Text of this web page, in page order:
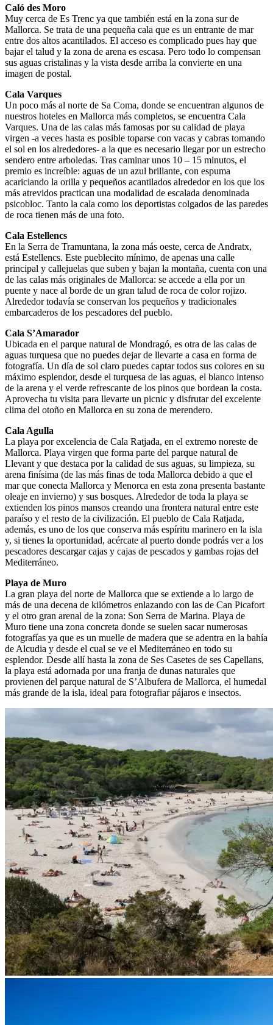
Caló des Moro
Muy cerca de Es Trenc ya que también está en la zona sur de
Mallorca. Se trata de una pequeña cala que es un entrante de mar
entre dos altos acantilados. El acceso es complicado pues hay que
bajar el talud y la zona de arena es escasa. Pero todo lo compensan
sus aguas cristalinas y la vista desde arriba la convierte en una
imagen de postal.
Cala Varques
Un poco más al norte de Sa Coma, donde se encuentran algunos de
nuestros hoteles en Mallorca más completos, se encuentra Cala
Varques. Una de las calas más famosas por su calidad de playa
virgen -a veces hasta es posible toparse con vacas y cabras tomando
el sol en los alrededores- a la que es necesario llegar por un estrecho
sendero entre arboledas. Tras caminar unos 10 – 15 minutos, el
premio es increíble: aguas de un azul brillante, con espuma
acariciando la orilla y pequeños acantilados alrededor en los que los
más atrevidos practican una modalidad de escalada denominada
psicobloc. Tanto la cala como los deportistas colgados de las paredes
de roca tienen más de una foto.
Cala Estellencs
En la Serra de Tramuntana, la zona más oeste, cerca de Andratx,
está Estellencs. Este pueblecito mínimo, de apenas una calle
principal y callejuelas que suben y bajan la montaña, cuenta con una
de las calas más originales de Mallorca: se accede a ella por un
puente y nace al borde de un gran talud de roca de color rojizo.
Alrededor todavía se conservan los pequeños y tradicionales
embarcaderos de los pescadores del pueblo.
Cala S’Amarador
Ubicada en el parque natural de Mondragó, es otra de las calas de
aguas turquesa que no puedes dejar de llevarte a casa en forma de
fotografía. Un día de sol claro puedes captar todos sus colores en su
máximo esplendor, desde el turquesa de las aguas, el blanco intenso
de la arena y el verde refrescante de los pinos que bordean la costa.
Aprovecha tu visita para llevarte un picnic y disfrutar del excelente
clima del otoño en Mallorca en su zona de merendero.
Cala Agulla
La playa por excelencia de Cala Ratjada, en el extremo noreste de
Mallorca. Playa virgen que forma parte del parque natural de
Llevant y que destaca por la calidad de sus aguas, su limpieza, su
arena finísima (de las más finas de toda Mallorca debido a que el
mar que conecta Mallorca y Menorca en esta zona presenta bastante
oleaje en invierno) y sus bosques. Alrededor de toda la playa se
extienden los pinos mansos creando una frontera natural entre este
paraíso y el resto de la civilización. El pueblo de Cala Ratjada,
además, es uno de los que conserva más espíritu marinero en la isla
y, si tienes la oportunidad, acércate al puerto donde podrás ver a los
pescadores descargar cajas y cajas de pescados y gambas rojas del
Mediterráneo.
Playa de Muro
La gran playa del norte de Mallorca que se extiende a lo largo de
más de una decena de kilómetros enlazando con las de Can Picafort
y el otro gran arenal de la zona: Son Serra de Marina. Playa de
Muro tiene una zona concreta donde se suelen sacar numerosas
fotografías ya que es un muelle de madera que se adentra en la bahía
de Alcudia y desde el cual se ve el Mediterráneo en todo su
esplendor. Desde allí hasta la zona de Ses Casetes de ses Capellans,
la playa está adornada por una franja de dunas naturales que
provienen del parque natural de S’Albufera de Mallorca, el humedal
más grande de la isla, ideal para fotografiar pájaros e insectos.